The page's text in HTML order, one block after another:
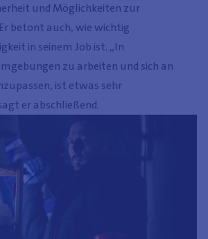
und Möglichkeiten zur
betont auch, wie wichtig
in seinem Job ist. „In
zu arbeiten und sich an
ist etwas sehr
er abschließend.